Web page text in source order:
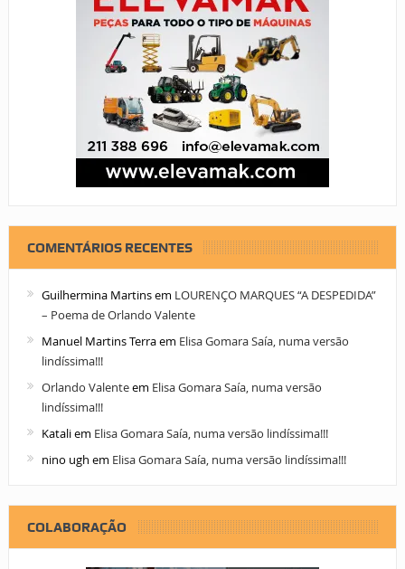
COMENTÁRIOS RECENTES
Guilhermina Martinsem LOURENÇO MARQUES “A DESPEDIDA”
– Poema de Orlando Valente
Manuel Martins Terraem Elisa Gomara Saía, numa versão
lindíssima!!!
Orlando Valenteem Elisa Gomara Saía, numa versão
lindíssima!!!
Kataliem Elisa Gomara Saía, numa versão lindíssima!!!
nino ugh em Elisa Gomara Saía, numa versão lindíssima!!!
COLABORAÇÃO